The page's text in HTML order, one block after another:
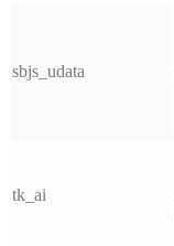
sbjs_udata
tk_ai